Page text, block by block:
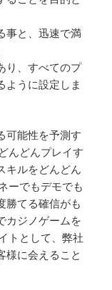
事と、迅速で満
り、すべてのプ
ように設定しま
可能性を予測す
んどんプレイす
キルをどんどん
ーでもデモでも
勝てる確信がも
カジノゲームを
トとして、弊社
様に会えること